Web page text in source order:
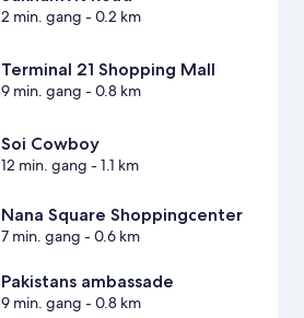
2 min. gang - 0.2 km
Terminal 21 Shopping Mall
9 min. gang - 0.8 km
Soi Cowboy
12 min. gang - 1.1 km
Nana Square Shoppingcenter
7 min. gang - 0.6 km
Pakistans ambassade
9 min. gang - 0.8 km